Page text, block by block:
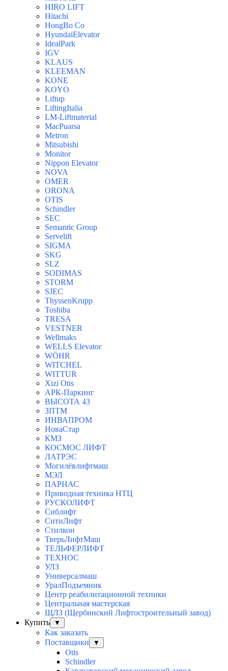
HIRO LIFT
Hitachi
HongBo Co
HyundaiElevator
IdealPark
IGV
KLAUS
KLEEMAN
KONE
KOYO
Liftup
LiftingItalia
LM-Liftmaterial
MacPuarsa
Metron
Mitsubishi
Monitor
Nippon Elevator
NOVA
OMER
ORONA
OTIS
Schindler
SEC
Semantic Group
Servelift
SIGMA
SKG
SLZ
SODIMAS
STORM
SJEC
ThyssenKrupp
Toshiba
TRESA
VESTNER
Wellmaks
WELLS Elevator
WÖHR
WITCHEL
WITTUR
Xizi Otis
АРК-Паркинг
ВЫСОТА 43
ЗПТМ
ИНВАПРОМ
НоваСтар
КМЗ
КОСМОС ЛИФТ
ЛАТРЭС
Могилёвлифтмаш
МЭЛ
ПАРНАС
Приводная техника НТЦ
РУСКОЛИФТ
Сиблифт
СитиЛифт
Стилкон
ТверьЛифтМаш
ТЕЛЬФЕРЛИФТ
ТЕХНОС
УЛЗ
Универсалмаш
УралПодъемник
Центр реабилитационной техники
Центральная мастерская
ЩЛЗ (Щербинский Лифтостроительный завод)
Купить
▼
Как заказать
Поставщики
▼
Otis
Schindler